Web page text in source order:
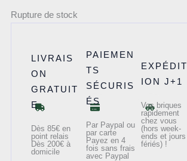
Rupture de stock
LIVRAIS
ON
GRATUIT
E
Dès 85€ en
point relais
Dès 200€ à
domicile
PAIEMEN
TS
SÉCURIS
ÉS
Par Paypal ou
par carte
Payez en 4
fois sans frais
avec Paypal
EXPÉDIT
ION J+1
Vos briques
rapidement
chez vous
(hors week-
ends et jours
fériés) !